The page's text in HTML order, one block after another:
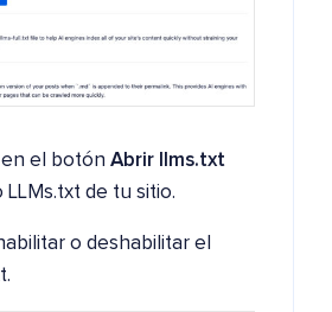
en el botón Abrir llms.txt
de tu sitio.
o deshabilitar el